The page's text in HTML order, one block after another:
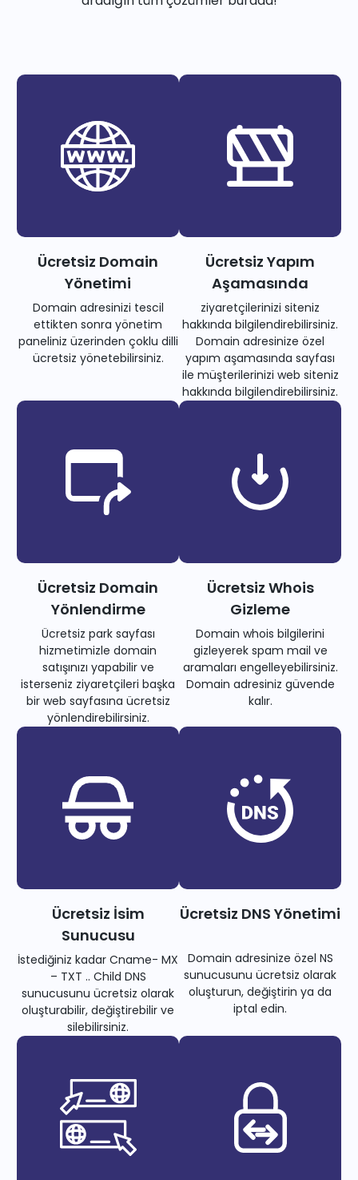
Ücretsiz Domain
Yönetimi
Domain adresinizi tescil
ettikten sonra yönetim
paneliniz üzerinden çoklu dilli
ücretsiz yönetebilirsiniz.
Ücretsiz Yapım
Aşamasında
ziyaretçilerinizi siteniz
hakkında bilgilendirebilirsiniz.
Domain adresinize özel
yapım aşamasında sayfası
ile müşterilerinizi web siteniz
hakkında bilgilendirebilirsiniz.
Ücretsiz Domain
Yönlendirme
Ücretsiz park sayfası
hizmetimizle domain
satışınızı yapabilir ve
isterseniz ziyaretçileri başka
bir web sayfasına ücretsiz
yönlendirebilirsiniz.
Ücretsiz Whois
Gizleme
Domain whois bilgilerini
gizleyerek spam mail ve
aramaları engelleyebilirsiniz.
Domain adresiniz güvende
kalır.
Ücretsiz İsim
Sunucusu
İstediğiniz kadar Cname- MX
– TXT .. Child DNS
sunucusunu ücretsiz olarak
oluşturabilir, değiştirebilir ve
silebilirsiniz.
Ücretsiz DNS Yönetimi
Domain adresinize özel NS
sunucusunu ücretsiz olarak
oluşturun, değiştirin ya da
iptal edin.